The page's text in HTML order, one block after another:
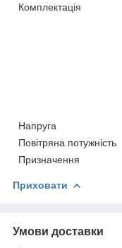
Комплектація
Напруга
Повітряна потужність
Призначення
Приховати
Умови доставки